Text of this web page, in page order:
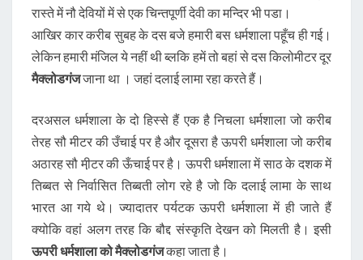
रास्ते में नौ देवियों में से एक चिन्तपूर्णी देवी का मन्दिर भी पडा।
आखिर कार करीब सुबह के दस बजे हमारी बस धर्मशाला पहूँच ही गई।
लेकिन हमारी मंजिल ये नहीं थी ब्लकि हमें तो बहां से दस किलोमीटर दूर
मैक्लोडगंजजाना था । जहां दलाई लामा रहा करते हैं।
दरअसल धर्मशाला के दो हिस्से हैं एक है निचला धर्मशाला जो करीब
तेरह सौ मीटर की उँचाई पर है और दूसरा है ऊपरी धर्मशाला जो करीब
अठारह सौ मी़टर की ऊँचाई पर है। ऊपरी धर्मशाला में साठ के दशक में
तिब्बत से निर्वासित तिब्बती लोग रहे है जो कि दलाई लामा के साथ
भारत आ गये थे। ज्यादातर पर्यटक ऊपरी धर्मशाला में ही जाते हैं
क्योकि वहां अलग तरह कि बौद्द संस्कृति देखन को मिलती है। इसी
ऊपरी धर्मशाला को मैक्लोडगंजकहा जाता है।